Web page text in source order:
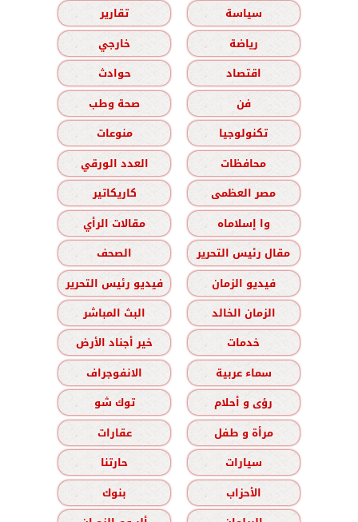
سياسة
تقارير
رياضة
خارجي
اقتصاد
حوادث
فن
صحة وطب
تكنولوجيا
منوعات
محافظات
العدد الورقي
مصر العظمى
كاريكاتير
وا إسلاماه
مقالات الرأي
مقال رئيس التحرير
الصحف
فيديو الزمان
فيديو رئيس التحرير
الزمان الخالد
البث المباشر
خدمات
خير أجناد الأرض
سماء عربية
الانفوجراف
رؤى و أحلام
توك شو
مرأة و طفل
عقارات
سيارات
حارتنا
الأحزاب
بنوك